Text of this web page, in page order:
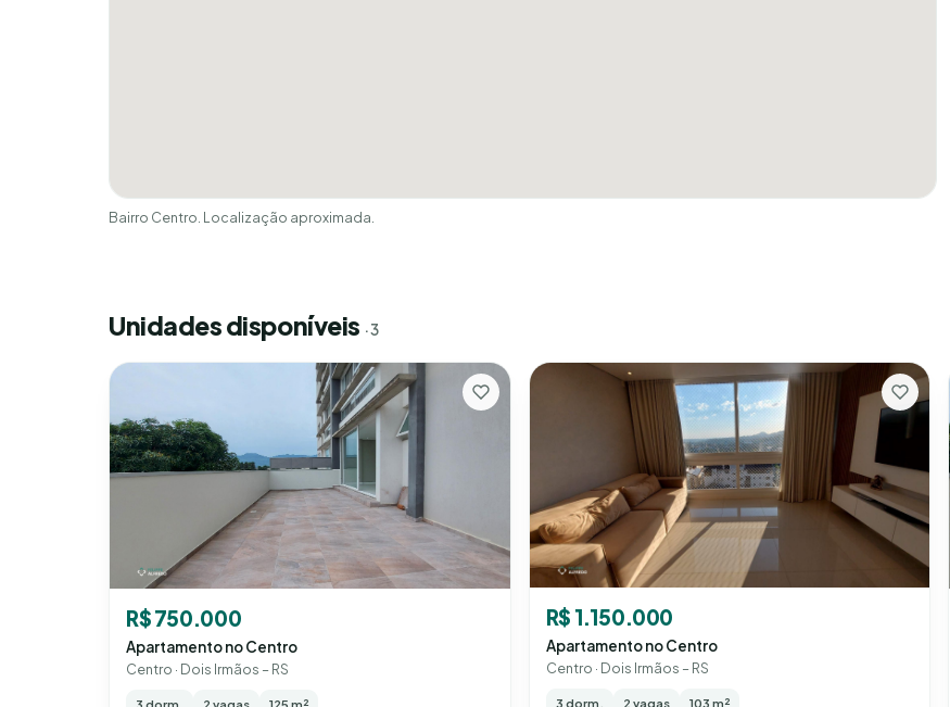
Bairro Centro. Localização aproximada.
Unidades disponíveis · 3
R$ 750.000
Apartamento no Centro
Centro · Dois Irmãos – RS
R$ 1.150.000
Apartamento no Centro
Centro · Dois Irmãos – RS
3 dorm. 2 vagas 103 m²